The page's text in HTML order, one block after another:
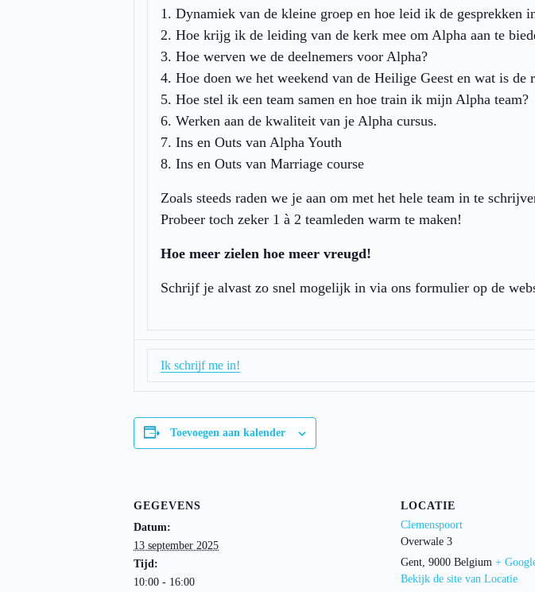
Dynamiek van de kleine groep en hoe leid ik de gesprekken
Hoe krijg ik de leiding van de kerk mee om Alpha aan te
Hoe werven we de deelnemers voor Alpha?
Hoe doen we het weekend van de Heilige Geest en wat is
Hoe stel ik een team samen en hoe train ik mijn Alpha team?
Werken aan de kwaliteit van je Alpha cursus.
Ins en Outs van Alpha Youth
Ins en Outs van Marriage course
Zoals steeds raden we je aan om met het hele team in te
Probeer toch zeker 1 à 2 teamleden warm te maken!
Hoe meer zielen hoe meer vreugd!
Schrijf je alvast zo snel mogelijk in via ons formulier op de
Ik schrijf me in!
Toevoegen aan kalender
GEGEVENS
Datum:
13 september 2025
Tijd:
10:00 - 16:00
LOCATIE
Clemenspoort
Overwale 3
Gent, 9000 Belgium +
Bekijk de site van Locatie